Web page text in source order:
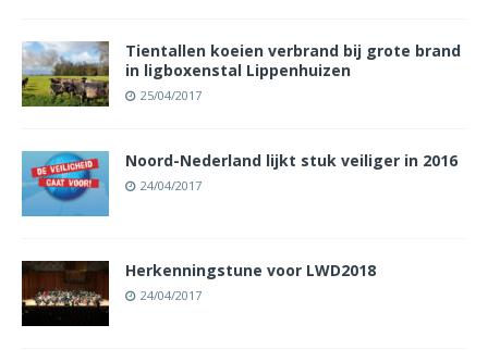
Tientallen koeien verbrand bij grote brand
in ligboxenstal Lippenhuizen
25/04/2017
Noord-Nederland lijkt stuk veiliger in 2016
24/04/2017
Herkenningstune voor LWD2018
24/04/2017